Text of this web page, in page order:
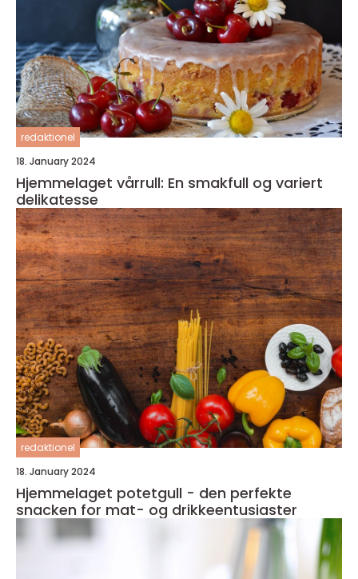
redaktionel
18. January 2024
Hjemmelaget vårrull: En smakfull og variert
delikatesse
redaktionel
18. January 2024
Hjemmelaget potetgull - den perfekte
snacken for mat- og drikkeentusiaster